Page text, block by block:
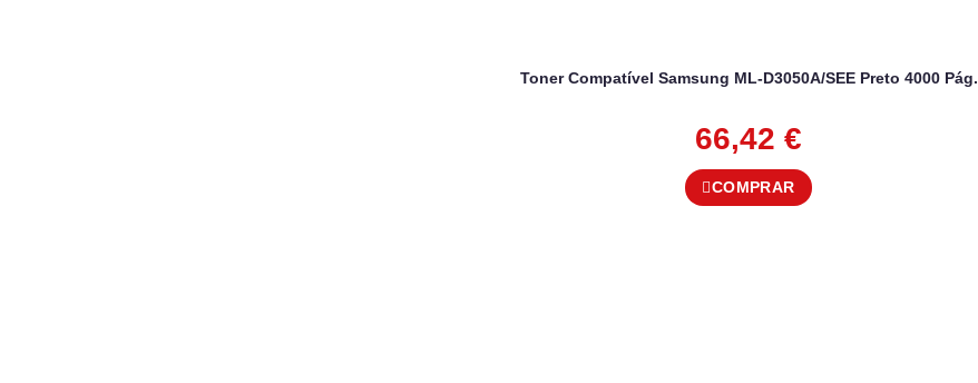
Toner Compatível Samsung ML-D3050A/SEE Preto 4000 Pág.
66,42 €
COMPRAR